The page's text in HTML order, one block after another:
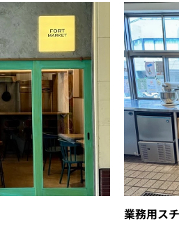
業務用ス